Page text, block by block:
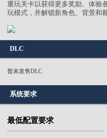
重玩关卡以获得更多奖励、体验
玩模式，并解锁新角色、背景和
DLC
暂未发售DLC
系统要求
最低配置要求